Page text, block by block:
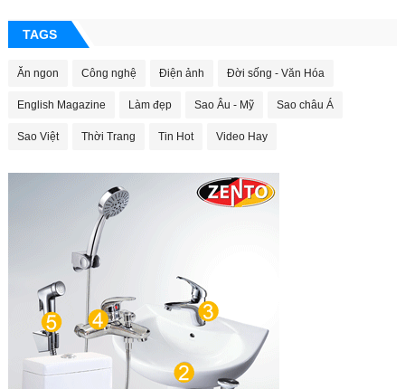
TAGS
Ăn ngon Công nghệ Điện ảnh Đời sống - Văn Hóa
English Magazine Làm đẹp Sao Âu - Mỹ Sao châu Á
Sao Việt Thời Trang Tin Hot Video Hay